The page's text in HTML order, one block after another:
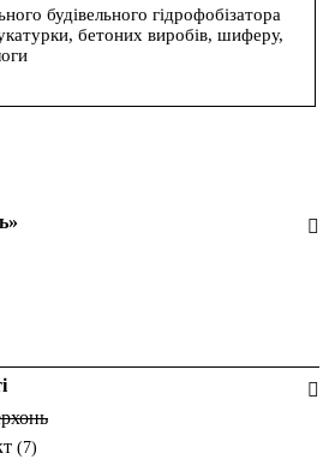
будівельного гідрофобізатора
бетоних виробів, шиферу,
(7)